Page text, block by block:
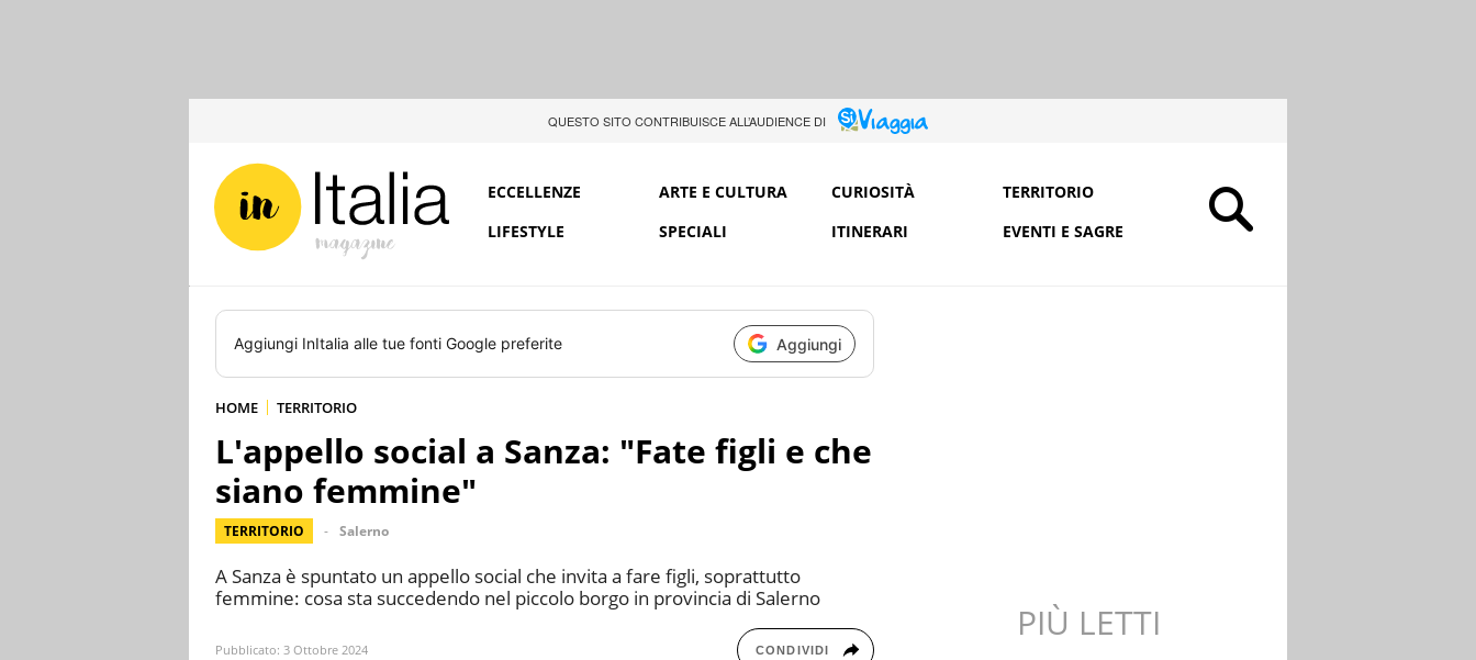
QUESTO SITO CONTRIBUISCE ALL’AUDIENCE DI
ECCELLENZE ARTE E CULTURA CURIOSITÀ
TERRITORIO
LIFESTYLE
SPECIALI ITINERARI EVENTI E SAGRE
Aggiungi InItalia alle tue fonti Google preferite Aggiungi
HOME TERRITORIO
L'appello social a Sanza: "Fate figli e che
siano femmine"
TERRITORIO Salerno
A Sanza è spuntato un appello social che invita a fare figli, soprattutto
femmine: cosa sta succedendo nel piccolo borgo in provincia di Salerno
Pubblicato: 3 Ottobre 2024 CONDIVIDI
PIÙ LETTI